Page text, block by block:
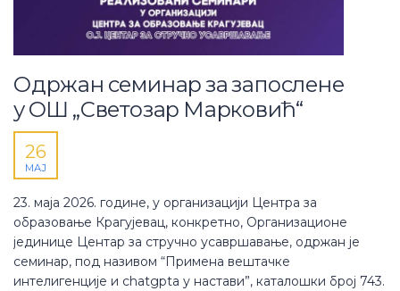
Одржан семинар за запослене
у ОШ „Светозар Марковић“
26
МАЈ
23. маја 2026. године, у организацији Центра за
образовање Крагујевац, конкретно, Организационе
јединице Центар за стручно усавршавање, одржан је
семинар, под називом “Примена вештачке
интелигенције и chatgptа у настави”, каталошки број 743.